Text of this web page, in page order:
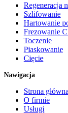
Regeneracja
Szlifowanie
Hartowanie
Frezowanie
Toczenie
Piaskowanie
Cięcie
Nawigacja
Strona główna
O firmie
Usługi